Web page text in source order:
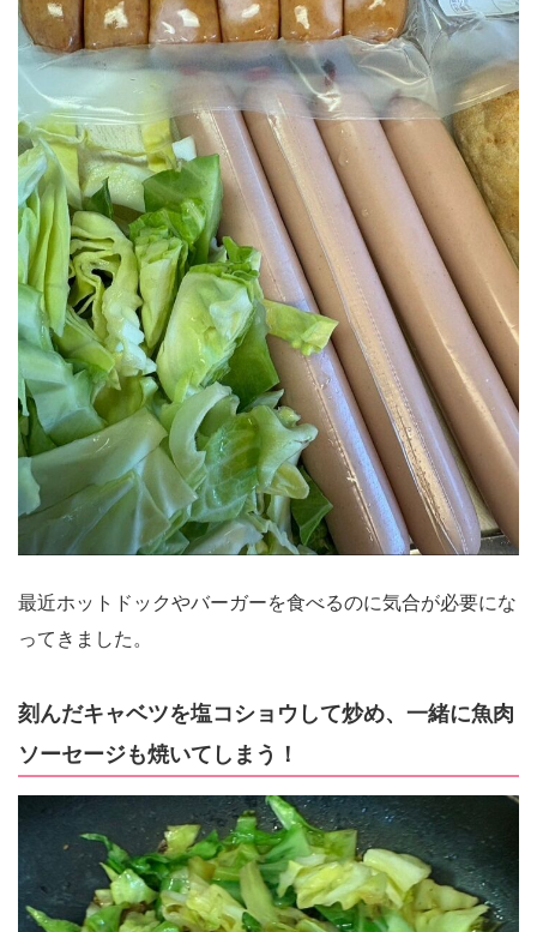
最近ホットドックやバーガーを食べるのに気合が必要にな
ってきました。
刻んだキャベツを塩コショウして炒め、一緒に魚肉
ソーセージも焼いてしまう！